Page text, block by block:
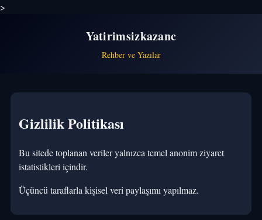
>
Yatirimsizkazanc
Rehber ve Yazılar
Gizlilik Politikası
Bu sitede toplanan veriler yalnızca temel anonim ziyaret
istatistikleri içindir.
Üçüncü taraflarla kişisel veri paylaşımı yapılmaz.